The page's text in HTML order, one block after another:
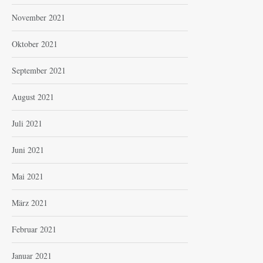
November 2021
Oktober 2021
September 2021
August 2021
Juli 2021
Juni 2021
Mai 2021
März 2021
Februar 2021
Januar 2021